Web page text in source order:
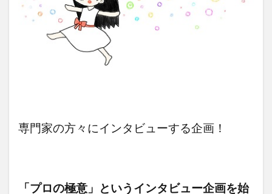
専門家の方々にインタビューする企画！
「プロの極意」というインタビュー企画を始